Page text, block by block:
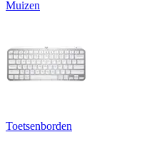
Muizen
Toetsenborden